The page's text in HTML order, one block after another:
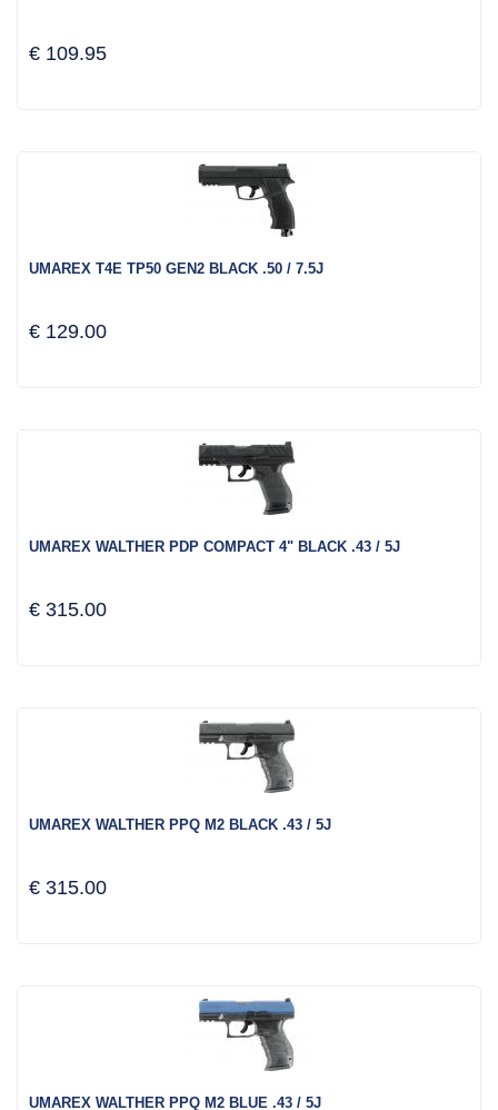
€ 109.95
UMAREX T4E TP50 GEN2 BLACK .50 / 7.5J
€ 129.00
UMAREX WALTHER PDP COMPACT 4" BLACK .43 / 5J
€ 315.00
UMAREX WALTHER PPQ M2 BLACK .43 / 5J
€ 315.00
UMAREX WALTHER PPQ M2 BLUE .43 / 5J